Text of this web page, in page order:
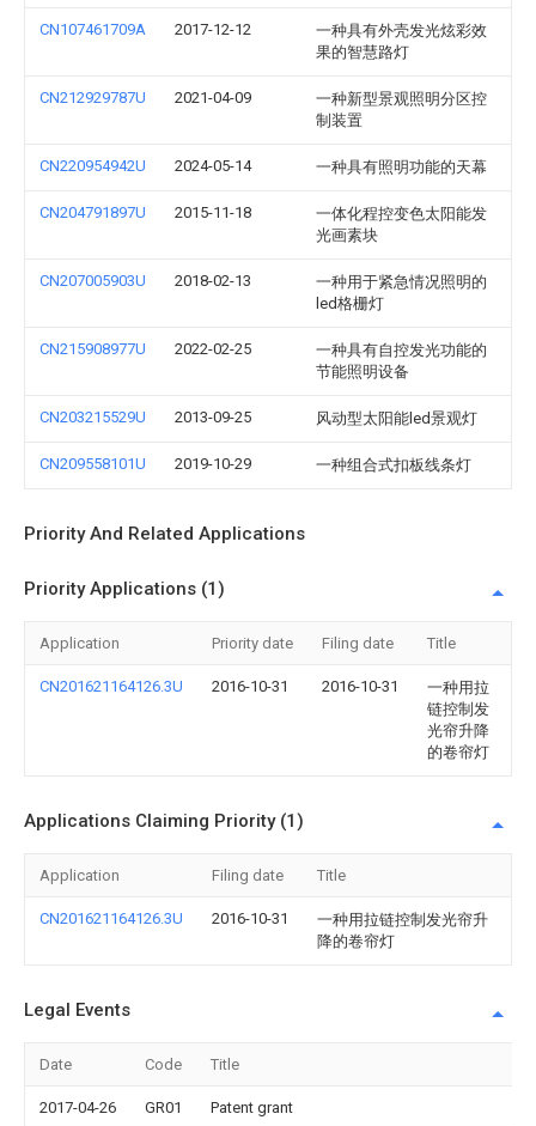
CN107461709A 2017-12-12
一种具有外壳发光炫彩效
果的智慧路灯
CN212929787U 2021-04-09
一种新型景观照明分区控
制装置
CN220954942U 2024-05-14 一种具有照明功能的天幕
CN204791897U 2015-11-18
一体化程控变色太阳能发
光画素块
CN207005903U 2018-02-13
一种用于紧急情况照明的
led格栅灯
CN215908977U 2022-02-25
一种具有自控发光功能的
节能照明设备
CN203215529U 2013-09-25 风动型太阳能led景观灯
CN209558101U 2019-10-29 一种组合式扣板线条灯
Priority And Related Applications
Priority Applications (1)
Application Priority date Filing date Title
CN201621164126.3U 2016-10-31 2016-10-31
一种用拉
链控制发
光帘升降
的卷帘灯
Applications Claiming Priority (1)
Application Filing date Title
CN201621164126.3U 2016-10-31
一种用拉链控制发光帘升
降的卷帘灯
Legal Events
Date Code Title
2017-04-26 GR01 Patent grant